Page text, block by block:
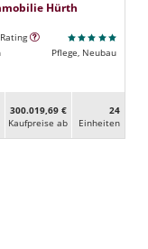
Hürth
Pflege, Neubau
300.019,69 €
Kaufpreise ab
24
Ein­heiten